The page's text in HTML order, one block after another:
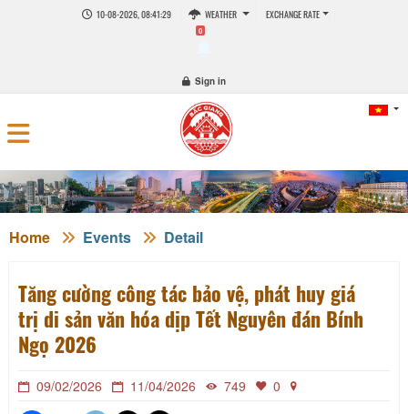
10-08-2026, 08:41:30 WEATHER EXCHANGE RATE
0
Sign in
Home Events Detail
Tăng cường công tác bảo vệ, phát huy giá
trị di sản văn hóa dịp Tết Nguyên đán Bính
Ngọ 2026
09/02/2026 11/04/2026 749 0